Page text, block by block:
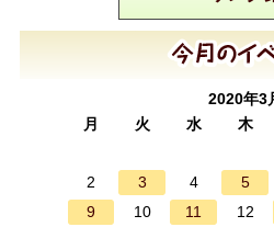
2020年3
月
火 水 木
2
3 4 5
9
10 11 12